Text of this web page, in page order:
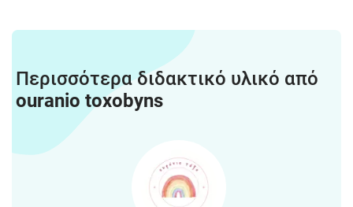
Περισσότερα διδακτικό υλικό από
ouranio toxobyns